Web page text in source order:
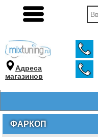
Адреса
магазинов
ФАРКОП